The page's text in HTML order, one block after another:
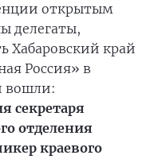
открытым
делегаты,
Хабаровский край
Россия» в
вошли:
секретаря
отделения
краевого